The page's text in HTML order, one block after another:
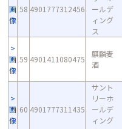
画
像
58 4901777312456
ールデ
ィング
ス
画
像
59 4901411080475
麒麟麦
酒
画
像
60 4901777311435
サント
リーホ
ールデ
ィング